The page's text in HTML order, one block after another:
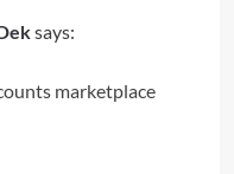
says:
marketplace